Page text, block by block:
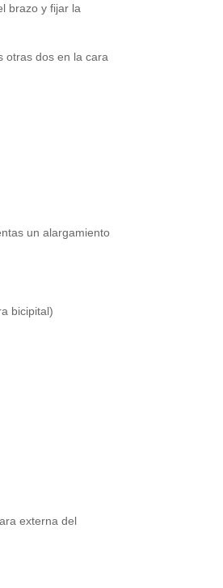
brazo y fijar la
otras dos en la cara
un alargamiento
bicipital)
externa del